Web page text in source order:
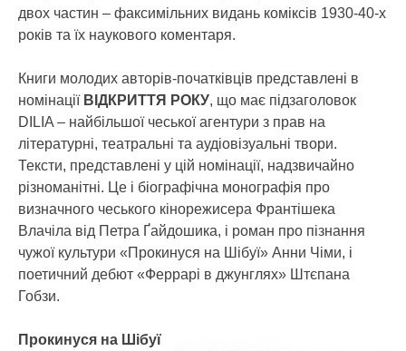
двох частин – факсимільних видань коміксів 1930-40-х
років та їх наукового коментаря.
Книги молодих авторів-початківців представлені в
номінації ВІДКРИТТЯ РОКУ, що має підзаголовок
DILIA – найбільшої чеської агентури з прав на
літературні, театральні та аудіовізуальні твори.
Тексти, представлені у цій номінації, надзвичайно
різноманітні. Це і біографічна монографія про
визначного чеського кінорежисера Франтішека
Влачіла від Петра Ґайдошика, і роман про пізнання
чужої культури «Прокинуся на Шібуї» Анни Чіми, і
поетичний дебют «Феррарі в джунглях» Штєпана
Гобзи.
Прокинуся на Шібуї